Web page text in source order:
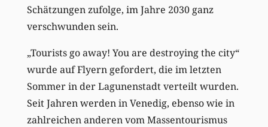
Schätzungen zufolge, im Jahre 2030 ganz
verschwunden sein.
„Tourists go away! You are destroying the city“
wurde auf Flyern gefordert, die im letzten
Sommer in der Lagunenstadt verteilt wurden.
Seit Jahren werden in Venedig, ebenso wie in
zahlreichen anderen vom Massentourismus